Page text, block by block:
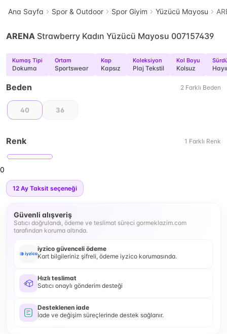
Ana Sayfa Spor & Outdoor Spor Giyim Yüzücü Mayosu
ARENA Strawberry Kadın Yüzücü Mayosu 007157439
Kumaş Tipi
Dokuma
Ortam
Sportswear
Kap
Kapsız
Koleksiyon
Plaj Tekstil
Kol Boyu
Kolsuz
Beden 2 Farklı Beden
40 36
Renk 1 Farklı Renk
0
12 Ay Taksit seçeneği
Güvenli alışveriş
Satıcı doğrulandı, ödeme ve teslimat süreci gormeklazim.com
tarafından koruma altında.
iyzico güvenceli ödeme
Kart bilgileriniz şifreli, ödeme iyzico korumasında.
Hızlı teslimat
Satıcı onaylı gönderim desteği
Desteklenen iade
İade ve değişim süreçlerinde destek sağlanır.